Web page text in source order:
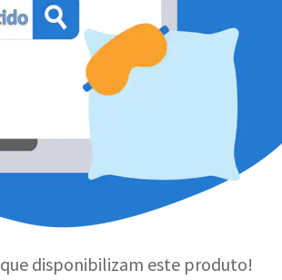
que disponibilizam este produto!